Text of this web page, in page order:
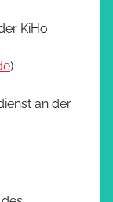
KiHo
)
an der